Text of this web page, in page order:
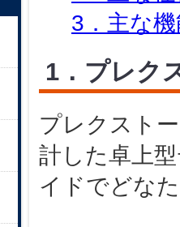
3．主な
1．プレク
プレクスト
計した卓上
イドでどな